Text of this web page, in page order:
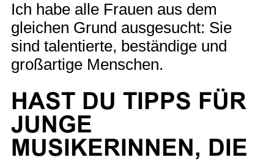
Ich habe alle Frauen aus dem
gleichen Grund ausgesucht: Sie
sind talentierte, beständige und
großartige Menschen.
HAST DU TIPPS FÜR
JUNGE
MUSIKERINNEN, DIE